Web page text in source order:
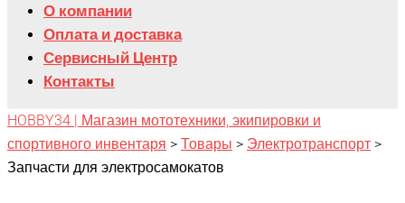
О компании
Оплата и доставка
Сервисный Центр
Контакты
HOBBY34 | Магазин мототехники, экипировки и
спортивного инвентаря > Товары > Электротранспорт >
Запчасти для электросамокатов